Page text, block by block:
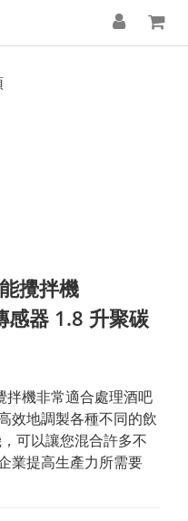
攪拌機
器 1.8 升聚碳
拌機非常適合處理酒吧
效地調製各種不同的飲
可以讓您混合許多不
業提高生產力所需要